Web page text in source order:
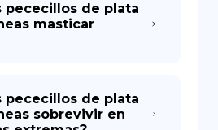
pececillos de plata
masticar
pececillos de plata
sobrevivir en